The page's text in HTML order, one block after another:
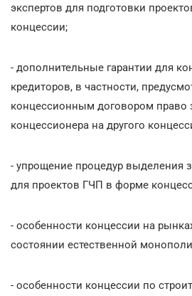
экспертов для подготовки
концессии;
- дополнительные гарантии для
кредиторов, в частности,
концессионным договором право
концессионера на другого
- упрощение процедур выделения
для проектов ГЧП в форме
- особенности концессии на
состоянии естественной
- особенности концессии по